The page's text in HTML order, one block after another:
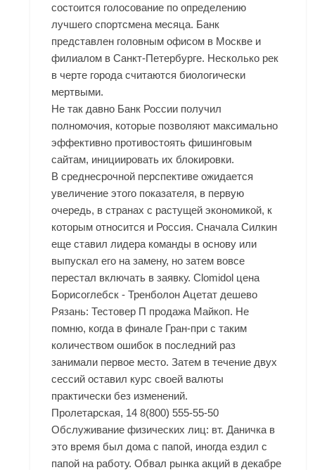
состоится голосование по определению
лучшего спортсмена месяца. Банк
представлен головным офисом в Москве и
филиалом в Санкт-Петербурге. Несколько рек
в черте города считаются биологически
мертвыми.
Не так давно Банк России получил
полномочия, которые позволяют максимально
эффективно противостоять фишинговым
сайтам, инициировать их блокировки.
В среднесрочной перспективе ожидается
увеличение этого показателя, в первую
очередь, в странах с растущей экономикой, к
которым относится и Россия. Сначала Силкин
еще ставил лидера команды в основу или
выпускал его на замену, но затем вовсе
перестал включать в заявку. Clomidol цена
Борисоглебск - Тренболон Ацетат дешево
Рязань: Тестовер П продажа Майкоп. Не
помню, когда в финале Гран-при с таким
количеством ошибок в последний раз
занимали первое место. Затем в течение двух
сессий оставил курс своей валюты
практически без изменений.
Пролетарская, 14 8(800) 555-55-50
Обслуживание физических лиц: вт. Даничка в
это время был дома с папой, иногда ездил с
папой на работу. Обвал рынка акций в декабре